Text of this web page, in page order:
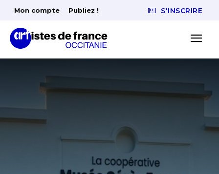
Mon compte Publiez ! S'INSCRIRE